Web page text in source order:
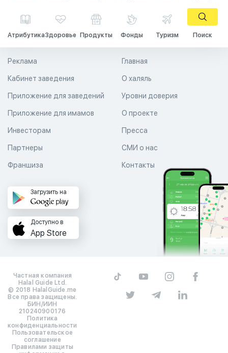
АтрибутикаЗдоровье Продукты Фонды Туризм Поиск
Главная
О халяль
Уровни доверия
Реклама
Кабинет заведения
Приложение для заведений
Приложение для имамов О проекте
Пресса
СМИ о нас
Контакты
Инвесторам
Партнеры
Франшиза
Загрузить на
Доступно в
App Store
Частная компания
Halal Guide Ltd.
© 2018 HalalGuide.me
Все права защищены.
БИН/ИИН
210240900176
Политика
конфиденциальности
Пользовательское
соглашение
Правилами защиты